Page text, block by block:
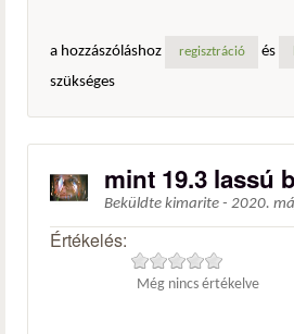
a hozzászóláshoz regisztráció és
szükséges
mint 19.3 lassú
Beküldte kimarite - 2020.
Értékelés:
Még nincs értékelve